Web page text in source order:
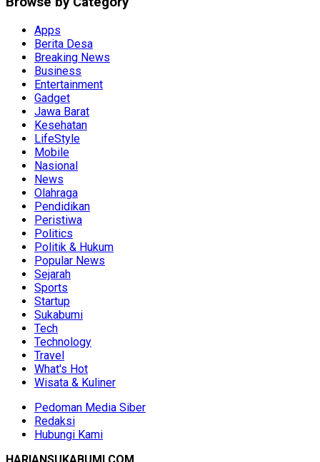
Apps
Berita Desa
Breaking News
Business
Entertainment
Gadget
Jawa Barat
Kesehatan
LifeStyle
Mobile
Nasional
News
Olahraga
Pendidikan
Peristiwa
Politics
Politik & Hukum
Popular News
Sejarah
Sports
Startup
Sukabumi
Tech
Technology
Travel
What's Hot
Wisata & Kuliner
Pedoman Media Siber
Redaksi
Hubungi Kami